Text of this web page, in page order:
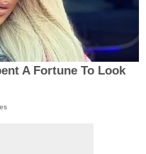
A Fortune To Look